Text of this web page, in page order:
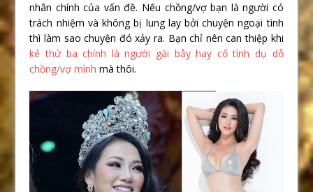
nhân chính của vấn đề. Nếu chồng/vợ bạn là người có
trách nhiệm và không bị lung lay bởi chuyện ngoại tình
thì làm sao chuyện đó xảy ra. Bạn chỉ nên can thiệp khi
kẻ thứ ba chính là người gài bẫy hay cố tình dụ dỗ
chồng/vợ mình mà thôi.